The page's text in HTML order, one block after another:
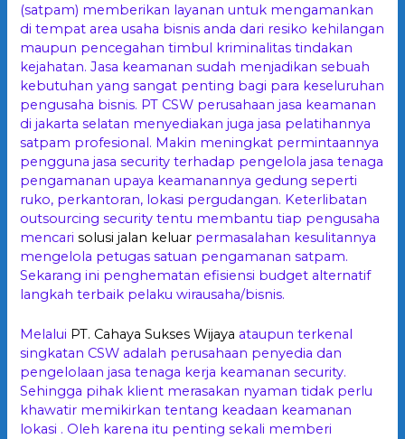
(satpam) memberikan layanan untuk mengamankan
di tempat area usaha bisnis anda dari resiko kehilangan
maupun pencegahan timbul kriminalitas tindakan
kejahatan. Jasa keamanan sudah menjadikan sebuah
kebutuhan yang sangat penting bagi para keseluruhan
pengusaha bisnis. PT CSW perusahaan jasa keamanan
di jakarta selatan menyediakan juga jasa pelatihannya
satpam profesional. Makin meningkat permintaannya
pengguna jasa security terhadap pengelola jasa tenaga
pengamanan upaya keamanannya gedung seperti
ruko, perkantoran, lokasi pergudangan. Keterlibatan
outsourcing security tentu membantu tiap pengusaha
mencarisolusi jalan keluar permasalahan kesulitannya
mengelola petugas satuan pengamanan satpam.
Sekarang ini penghematan efisiensi budget alternatif
langkah terbaik pelaku wirausaha/bisnis.
Melalui PT. Cahaya Sukses Wijaya ataupun terkenal
singkatan CSW adalah perusahaan penyedia dan
pengelolaan jasa tenaga kerja keamanan security.
Sehingga pihak klient merasakan nyaman tidak perlu
khawatir memikirkan tentang keadaan keamanan
lokasi . Oleh karena itu penting sekali memberi